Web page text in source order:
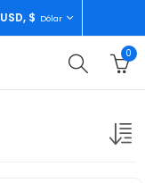
USD, $ Dólar
0